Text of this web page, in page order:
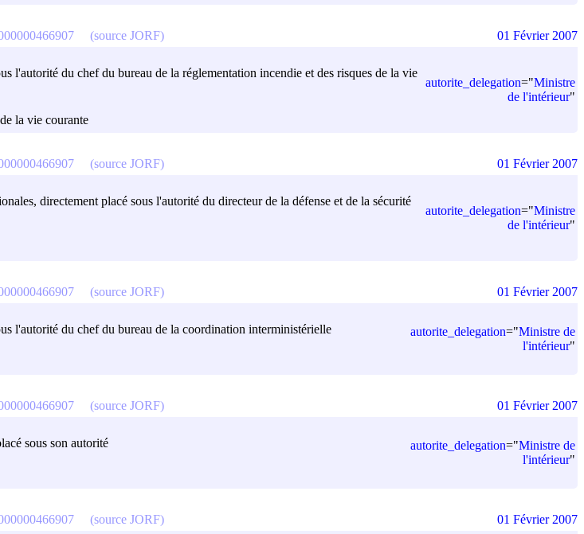
l'autorité du chef du bureau de la réglementation incendie et des risques de la vie
la vie courante
autorite_delegation="Ministre
de l'intérieur"
(source JORF) 01 Février 2007
directement placé sous l'autorité du directeur de la défense et de la sécurité
autorite_delegation="Ministre
de l'intérieur"
(source JORF) 01 Février 2007
l'autorité du chef du bureau de la coordination interministérielle
autorite_delegation="Ministre de
l'intérieur"
(source JORF) 01 Février 2007
sous son autorité
autorite_delegation="Ministre de
l'intérieur"
(source JORF) 01 Février 2007
(source JORF) 01 Février 2007